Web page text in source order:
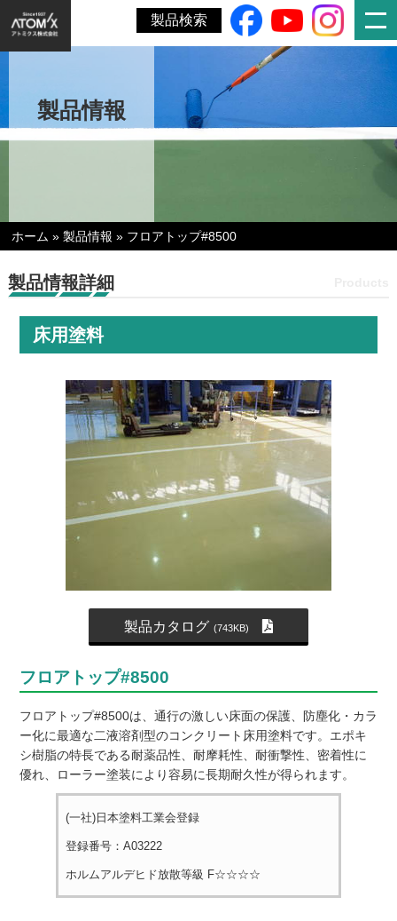
製品検索
製品情報
ホーム »製品情報 » フロアトップ#8500
製品情報詳細
床用塗料
製品カタログ (743KB)
フロアトップ#8500
フロアトップ#8500は、通行の激しい床面の保護、防塵化・カラ
ー化に最適な二液溶剤型のコンクリート床用塗料です。エポキ
シ樹脂の特長である耐薬品性、耐摩耗性、耐衝撃性、密着性に
優れ、ローラー塗装により容易に長期耐久性が得られます。
(一社)日本塗料工業会登録
登録番号：A03222
ホルムアルデヒド放散等級 F☆☆☆☆